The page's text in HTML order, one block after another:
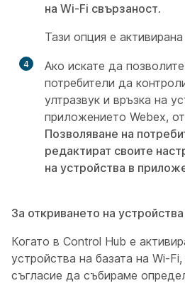
на Wi-Fi свързаност.
Тази опция е
4
Ако искате да
потребители да
ултразвук и връзка на
приложението Webex,
Позволяване на
редактират своите
на устройства в
За откриването на
Когато в Control Hub е
устройства на базата на Wi-
съгласие да събираме